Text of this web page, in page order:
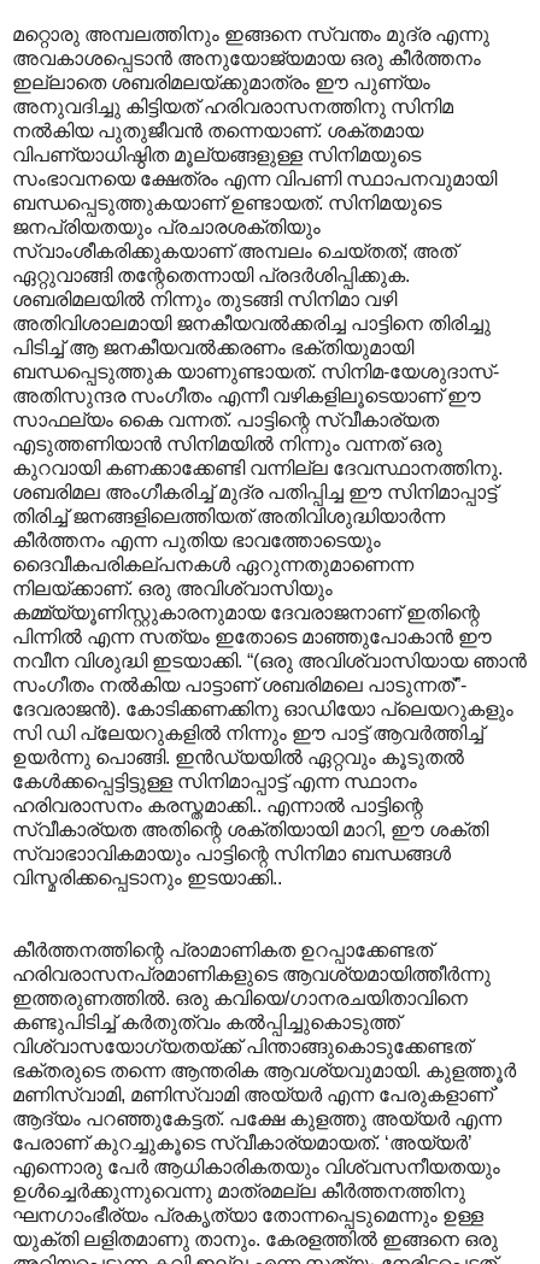
മറ്റൊരു അമ്പലത്തിനും ഇങ്ങനെ സ്വന്തം മുദ്ര എന്നു
അവകാശപ്പെടാൻ അനുയോജ്യമായ ഒരു കീർത്തനം
ഇല്ലാതെ ശബരിമലയ്ക്കുമാത്രം ഈ പുണ്യം
അനുവദിച്ചു കിട്ടിയത് ഹരിവരാസനത്തിനു സിനിമ
നൽകിയ പുതുജീവൻ തന്നെയാണ്. ശക്തമായ
വിപണ്യാധിഷ്ഠിത മൂല്യങ്ങളുള്ള സിനിമയുടെ
സംഭാവനയെ ക്ഷേത്രം എന്ന വിപണി സ്ഥാപനവുമായി
ബന്ധപ്പെടുത്തുകയാണ് ഉണ്ടായത്. സിനിമയുടെ
ജനപ്രിയതയും പ്രചാരശക്തിയും
സ്വാംശീകരിക്കുകയാണ് അമ്പലം ചെയ്തത്; അത്
ഏറ്റുവാങ്ങി തന്റേതെന്നായി പ്രദർശിപ്പിക്കുക.
ശബരിമലയിൽ നിന്നും തുടങ്ങി സിനിമാ വഴി
അതിവിശാലമായി ജനകീയവൽക്കരിച്ച പാട്ടിനെ തിരിച്ചു
പിടിച്ച് ആ ജനകീയവൽക്കരണം ഭക്തിയുമായി
ബന്ധപ്പെടുത്തുക യാണുണ്ടായത്. സിനിമ-യേശുദാസ്-
അതിസുന്ദര സംഗീതം എന്നീ വഴികളിലൂടെയാണ് ഈ
സാഫല്യം കൈ വന്നത്. പാട്ടിന്റെ സ്വീകാര്യത
എടുത്തണിയാൻ സിനിമയിൽ നിന്നും വന്നത് ഒരു
കുറവായി കണക്കാക്കേണ്ടി വന്നില്ല ദേവസ്ഥാനത്തിനു.
ശബരിമല അംഗീകരിച്ച് മുദ്ര പതിപ്പിച്ച ഈ സിനിമാപ്പാട്ട്
തിരിച്ച് ജനങ്ങളിലെത്തിയത് അതിവിശുദ്ധിയാർന്ന
കീർത്തനം എന്ന പുതിയ ഭാവത്തോടെയും
ദൈവീകപരികല്പനകൾ ഏറുന്നതുമാണെന്ന
നിലയ്ക്കാണ്. ഒരു അവിശ്വാസിയും
കമ്മ്യ്യൂണിസ്റ്റുകാരനുമായ ദേവരാജനാണ് ഇതിന്റെ
പിന്നിൽ എന്ന സത്യം ഇതോടെ മാഞ്ഞുപോകാൻ ഈ
നവീന വിശുദ്ധി ഇടയാക്കി. “(ഒരു അവിശ്വാസിയായ ഞാൻ
സംഗീതം നൽകിയ പാട്ടാണ് ശബരിമലെ പാടുന്നത്”-
ദേവരാജൻ). കോടിക്കണക്കിനു ഓഡിയോ പ്ലെയറുകളും
സി ഡി പ്ലേയറുകളിൽ നിന്നും ഈ പാട്ട് ആവർത്തിച്ച്
ഉയർന്നു പൊങ്ങി. ഇൻഡ്യയിൽ ഏറ്റവും കൂടുതൽ
കേൾക്കപ്പെട്ടിട്ടുള്ള സിനിമാപ്പാട്ട് എന്ന സ്ഥാനം
ഹരിവരാസനം കരസ്തമാക്കി.. എന്നാൽ പാട്ടിന്റെ
സ്വീകാര്യത അതിന്റെ ശക്തിയായി മാറി, ഈ ശക്തി
സ്വാഭാ‍ാവികമായും പാട്ടിന്റെ സിനിമാ ബന്ധങ്ങൾ
വിസ്മരിക്കപ്പെടാനും ഇടയാക്കി..
കീർത്തനത്തിന്റെ പ്രാമാണികത ഉറപ്പാക്കേണ്ടത്
ഹരിവരാസനപ്രമാണികളുടെ ആവശ്യമായിത്തീർന്നു
ഇത്തരുണത്തിൽ. ഒരു കവിയെ/ഗാനരചയിതാവിനെ
കണ്ടുപിടിച്ച് കർതുത്വം കൽ‌പ്പിച്ചുകൊടുത്ത്
വിശ്വാസയോഗ്യതയ്ക്ക് പിന്താങ്ങുകൊടുക്കേണ്ടത്
ഭക്തരുടെ തന്നെ ആന്തരിക ആവശ്യവുമായി. കുളത്തൂർ
മണിസ്വാമി, മണിസ്വാമി അയ്യർ എന്ന പേരുകളാണ്`
ആദ്യം പറഞ്ഞുകേട്ടത്. പക്ഷേ കുളത്തു അയ്യർ എന്ന
പേരാണ് കുറച്ചുകൂടെ സ്വീകാര്യമായത്. ‘അയ്യർ’
എന്നൊരു പേർ ആധികാരികതയും വിശ്വസനീയതയും
ഉൾച്ചെർക്കുന്നുവെന്നു മാത്രമല്ല കീർത്തനത്തിനു
ഘനഗാംഭീര്യം പ്രകൃത്യാ തോന്നപ്പെടുമെന്നും ഉള്ള
യുക്തി ലളിതമാണു താനും. കേരളത്തിൽ ഇങ്ങനെ ഒരു